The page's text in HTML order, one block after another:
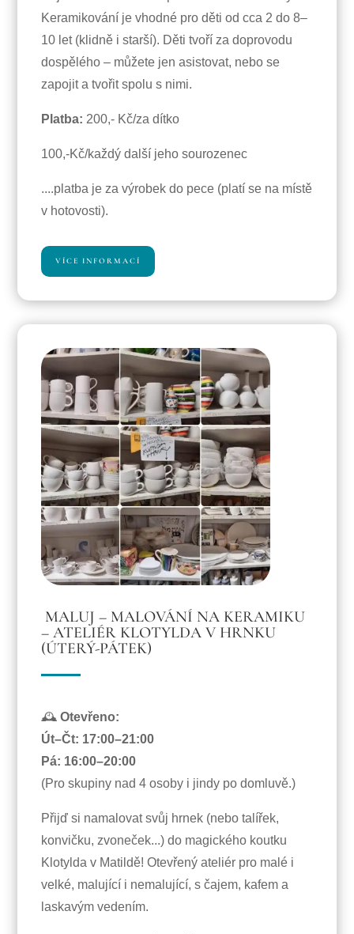
Keramikování je vhodné pro děti od cca 2 do 8–
10 let (klidně i starší). Děti tvoří za doprovodu
dospělého – můžete jen asistovat, nebo se
zapojit a tvořit spolu s nimi.
Platba: 200,- Kč/za dítko
100,-Kč/každý další jeho sourozenec
....platba je za výrobek do pece (platí se na místě
v hotovosti).
VÍCE INFORMACÍ
MALUJ – MALOVÁNÍ NA KERAMIKU
– ATELIÉR KLOTYLDA V HRNKU
(ÚTERÝ-PÁTEK)
🕰Otevřeno:
Út–Čt: 17:00–21:00
Pá: 16:00–20:00
(Pro skupiny nad 4 osoby i jindy po domluvě.)
Přijď si namalovat svůj hrnek (nebo talířek,
konvičku, zvoneček...) do magického koutku
Klotylda v Matildě! Otevřený ateliér pro malé i
velké, malující i nemalující, s čajem, kafem a
laskavým vedením.